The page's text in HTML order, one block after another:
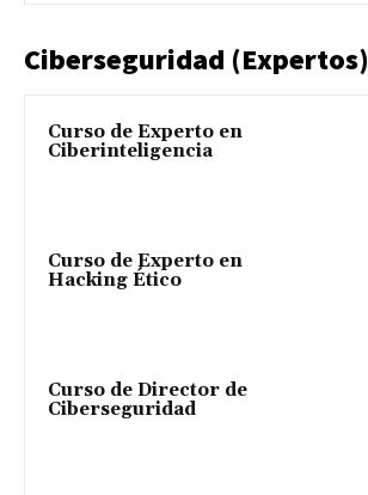
Ciberseguridad (Expertos)
Curso de Experto en
Ciberinteligencia
Curso de Experto en
Hacking Ético
Curso de Director de
Ciberseguridad